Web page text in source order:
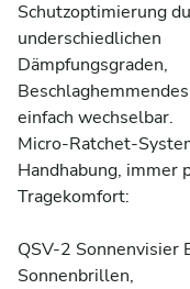
Schutzoptimierung
underschiedlichen
Dämpfungsgraden,
einfach wechselbar.
Micro-Ratchet-
Handhabung, immer
Tragekomfort:
QSV-2 Sonnenvisier
Sonnenbrillen,